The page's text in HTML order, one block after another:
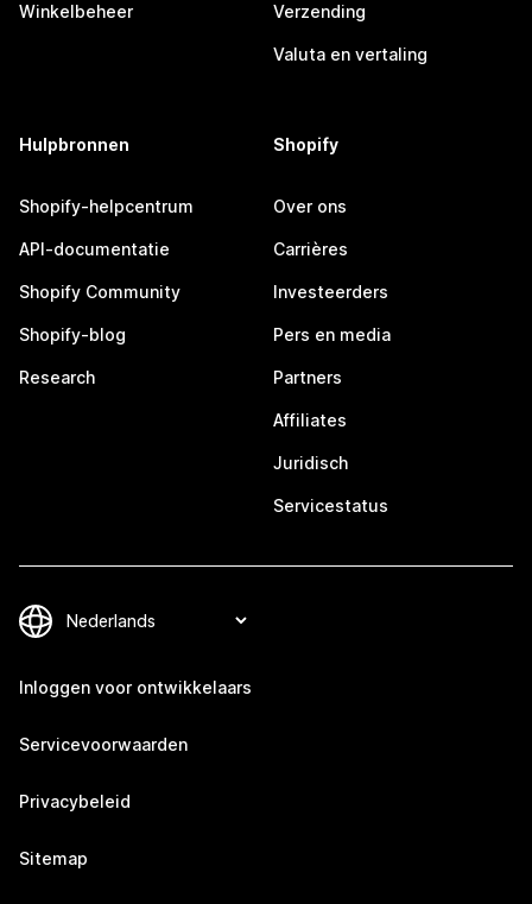
Winkelbeheer Verzending
Valuta en vertaling
Hulpbronnen
Shopify-helpcentrum
API-documentatie
Shopify Community
Shopify-blog
Research
Shopify
Over ons
Carrières
Investeerders
Pers en media
Partners
Affiliates
Juridisch
Servicestatus
Inloggen voor ontwikkelaars
Servicevoorwaarden
Privacybeleid
Sitemap